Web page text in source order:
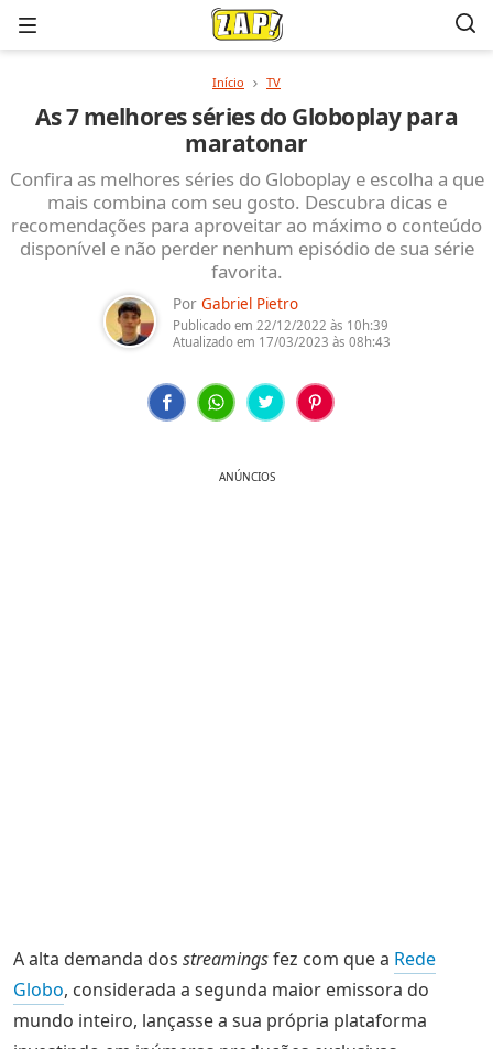
Menu
Início TV
As 7 melhores séries do Globoplay para
maratonar
Confira as melhores séries do Globoplay e escolha a que
mais combina com seu gosto. Descubra dicas e
recomendações para aproveitar ao máximo o conteúdo
disponível e não perder nenhum episódio de sua série
favorita.
Por Gabriel Pietro
Publicado em 22/12/2022 às 10h:39
Atualizado em 17/03/2023 às 08h:43
ANÚNCIOS
A alta demanda dos streamingsfez com que a Rede
Globo, considerada a segunda maior emissora do
mundo inteiro, lançasse a sua própria plataforma